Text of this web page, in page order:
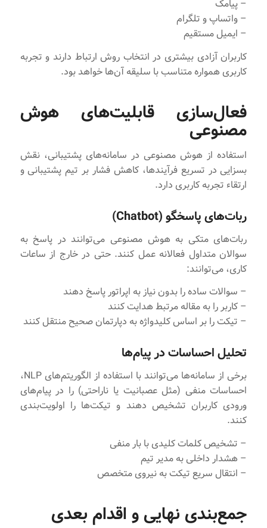
– پیامک
– واتساپ و تلگرام
– ایمیل مستقیم
کاربران آزادی بیشتری در انتخاب روش ارتباط دارند و تجربه
کاربری همواره متناسب با سلیقه آن‌ها خواهد بود.
فعال‌سازی قابلیت‌های هوش
مصنوعی
استفاده از هوش مصنوعی در سامانه‌های پشتیبانی، نقش
بسزایی در تسریع فرآیندها، کاهش فشار بر تیم پشتیبانی و
ارتقاء تجربه کاربری دارد.
ربات‌های پاسخگو (Chatbot)
ربات‌های متکی به هوش مصنوعی می‌توانند در پاسخ به
سوالان متداول فعالانه عمل کنند. حتی در خارج از ساعات
کاری، می‌توانند:
– سوالات ساده را بدون نیاز به اپراتور پاسخ دهند
– کاربر را به مقاله مرتبط هدایت کنند
– تیکت را بر اساس کلیدواژه به دپارتمان صحیح منتقل کنند
تحلیل احساسات در پیام‌ها
برخی از سامانه‌ها می‌توانند با استفاده از الگوریتم‌های NLP،
احساسات منفی (مثل عصبانیت یا ناراحتی) را در پیام‌های
ورودی کاربران تشخیص دهند و تیکت‌ها را اولویت‌بندی
کنند.
– تشخیص کلمات کلیدی با بار منفی
– هشدار داخلی به مدیر تیم
– انتقال سریع تیکت به نیروی متخصص
جمع‌بندی نهایی و اقدام بعدی